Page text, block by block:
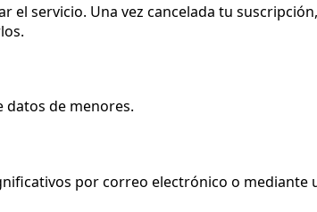
servicio. Una vez cancelada tu
datos de menores.
por correo electrónico o mediante